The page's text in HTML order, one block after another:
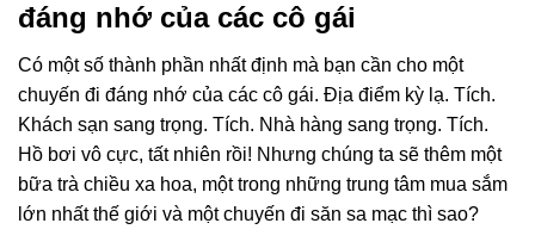
đáng nhớ của các cô gái
Có một số thành phần nhất định mà bạn cần cho một
chuyến đi đáng nhớ của các cô gái. Địa điểm kỳ lạ. Tích.
Khách sạn sang trọng. Tích. Nhà hàng sang trọng. Tích.
Hồ bơi vô cực, tất nhiên rồi! Nhưng chúng ta sẽ thêm một
bữa trà chiều xa hoa, một trong những trung tâm mua sắm
lớn nhất thế giới và một chuyến đi săn sa mạc thì sao?